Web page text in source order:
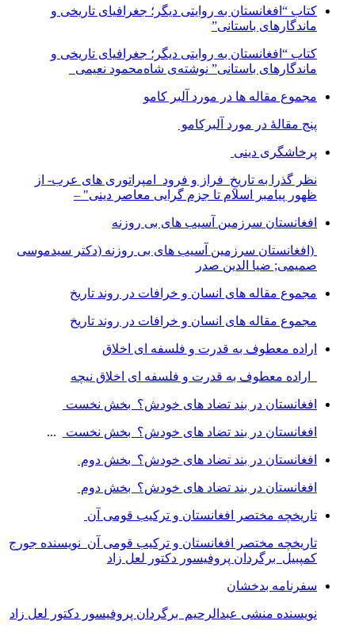
کتاب “افغانستان به روایتی دیگر؛ جغرافیای تاریخی و
ماندگارهای باستانی”
کتاب “افغانستان به روایتی دیگر؛ جغرافیای تاریخی و
ماندگارهای باستانی” نوشته‌ی شاه‌محمود نعیمی
مجموع مقاله ها در مورد آلبر کامو
پنج مقالهٔ در مورد آلبرکامو
پرخاشگری دینی
نظر گذرا به تاریخِ فراز و فرود امپراتوری های عرب- از
ظهور پیامبر اسلام تا جزم گرایی معاصر دینی" –
افغانستان سرزمین آسیب های بی روزنه
(افغانستان سرزمین آسیب های بی روزنه (دکتر سیدموسی
صمیمی; ضیا الدین صدر
مجموع مقاله های انسان و خرافات در روند تاریخ
مجموع مقاله های انسان و خرافات در روند تاریخ
اراده معطوف به قدرت و فلسفه ای اخلاق
اراده معطوف به قدرت و فلسفه ای اخلاق نیچه
افغانستان در بند تضاد های خودش؟ بخش نخست
افغانستان در بند تضاد های خودش؟ بخش نخست ...
افغانستان در بند تضاد های خودش؟ بخش دوم
افغانستان در بند تضاد های خودش؟ بخش دوم
تاریخچه مختصر افغانستان و ترکیب قومی آن
تاریخچه مختصر افغانستان و ترکیب قومی آن نویسنده جورج
کمپبیل برگردان پروفیسور دکتور لعل زاد
سفرنامه بدخشان
نویسنده منشی عبدالرحیم برگردان پروفیسور دکتور لعل زاد